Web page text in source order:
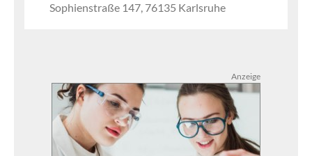
Sophienstraße 147, 76135 Karlsruhe
Anzeige